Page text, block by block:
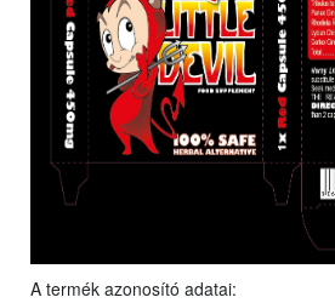
A termék azonosító adatai: